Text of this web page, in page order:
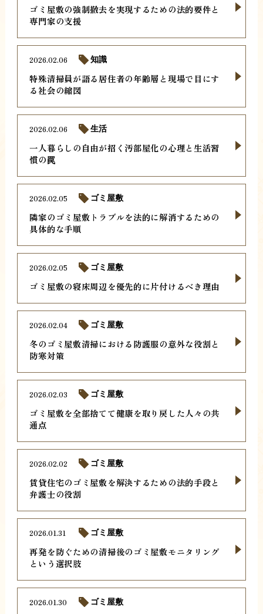
ゴミ屋敷の強制撤去を実現するための法的要件と
専門家の支援
特殊清掃員が語る居住者の年齢層と現場で目にす
る社会の縮図
2026.02.06 知識
一人暮らしの自由が招く汚部屋化の心理と生活習
慣の罠
2026.02.06 生活
隣家のゴミ屋敷トラブルを法的に解消するための
具体的な手順
2026.02.05 ゴミ屋敷
ゴミ屋敷の寝床周辺を優先的に片付けるべき理由
2026.02.05 ゴミ屋敷
冬のゴミ屋敷清掃における防護服の意外な役割と
防寒対策
2026.02.04 ゴミ屋敷
ゴミ屋敷を全部捨てて健康を取り戻した人々の共
通点
2026.02.03 ゴミ屋敷
賃貸住宅のゴミ屋敷を解決するための法的手段と
弁護士の役割
2026.02.02 ゴミ屋敷
再発を防ぐための清掃後のゴミ屋敷モニタリング
という選択肢
2026.01.31 ゴミ屋敷
2026.01.30 ゴミ屋敷